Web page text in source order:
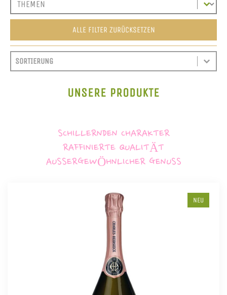
ALLE FILTER ZURÜCKSETZEN
SORTIEREN
SORT CONTENT
SORT CONTENT
UNSERE PRODUKTE
SCHILLERNDEN CHARAKTER
RAFFINIERTE QUALITÄT
AUSSERGEWÖHNLICHER GENUSS
NEU